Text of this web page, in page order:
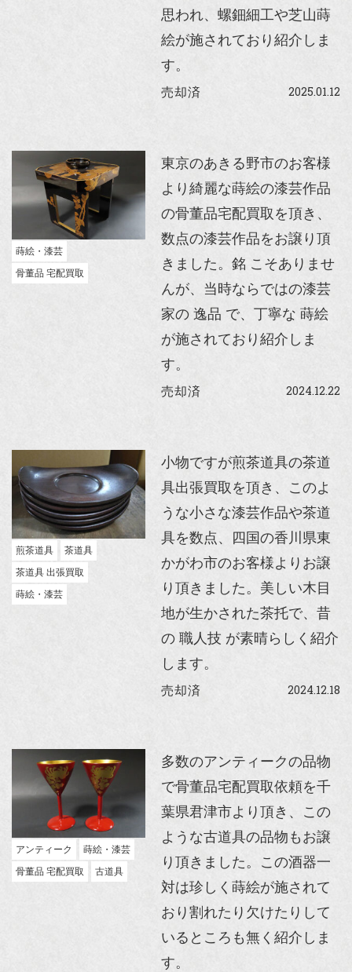
思われ、螺鈿細工や芝山蒔
絵が施されており紹介しま
す。
売却済 2025.01.12
蒔絵・漆芸
骨董品 宅配買取
東京のあきる野市のお客様
より綺麗な蒔絵の漆芸作品
の骨董品宅配買取を頂き、
数点の漆芸作品をお譲り頂
きました。銘 こそありませ
んが、当時ならではの漆芸
家の 逸品 で、丁寧な 蒔絵
が施されており紹介しま
す。
売却済 2024.12.22
煎茶道具
茶道具
茶道具 出張買取
蒔絵・漆芸
小物ですが煎茶道具の茶道
具出張買取を頂き、このよ
うな小さな漆芸作品や茶道
具を数点、四国の香川県東
かがわ市のお客様よりお譲
り頂きました。美しい木目
地が生かされた茶托で、昔
の 職人技 が素晴らしく紹介
します。
売却済 2024.12.18
アンティーク
蒔絵・漆芸
骨董品 宅配買取
古道具
多数のアンティークの品物
で骨董品宅配買取依頼を千
葉県君津市より頂き、この
ような古道具の品物もお譲
り頂きました。この酒器一
対は珍しく蒔絵が施されて
おり割れたり欠けたりして
いるところも無く紹介しま
す。